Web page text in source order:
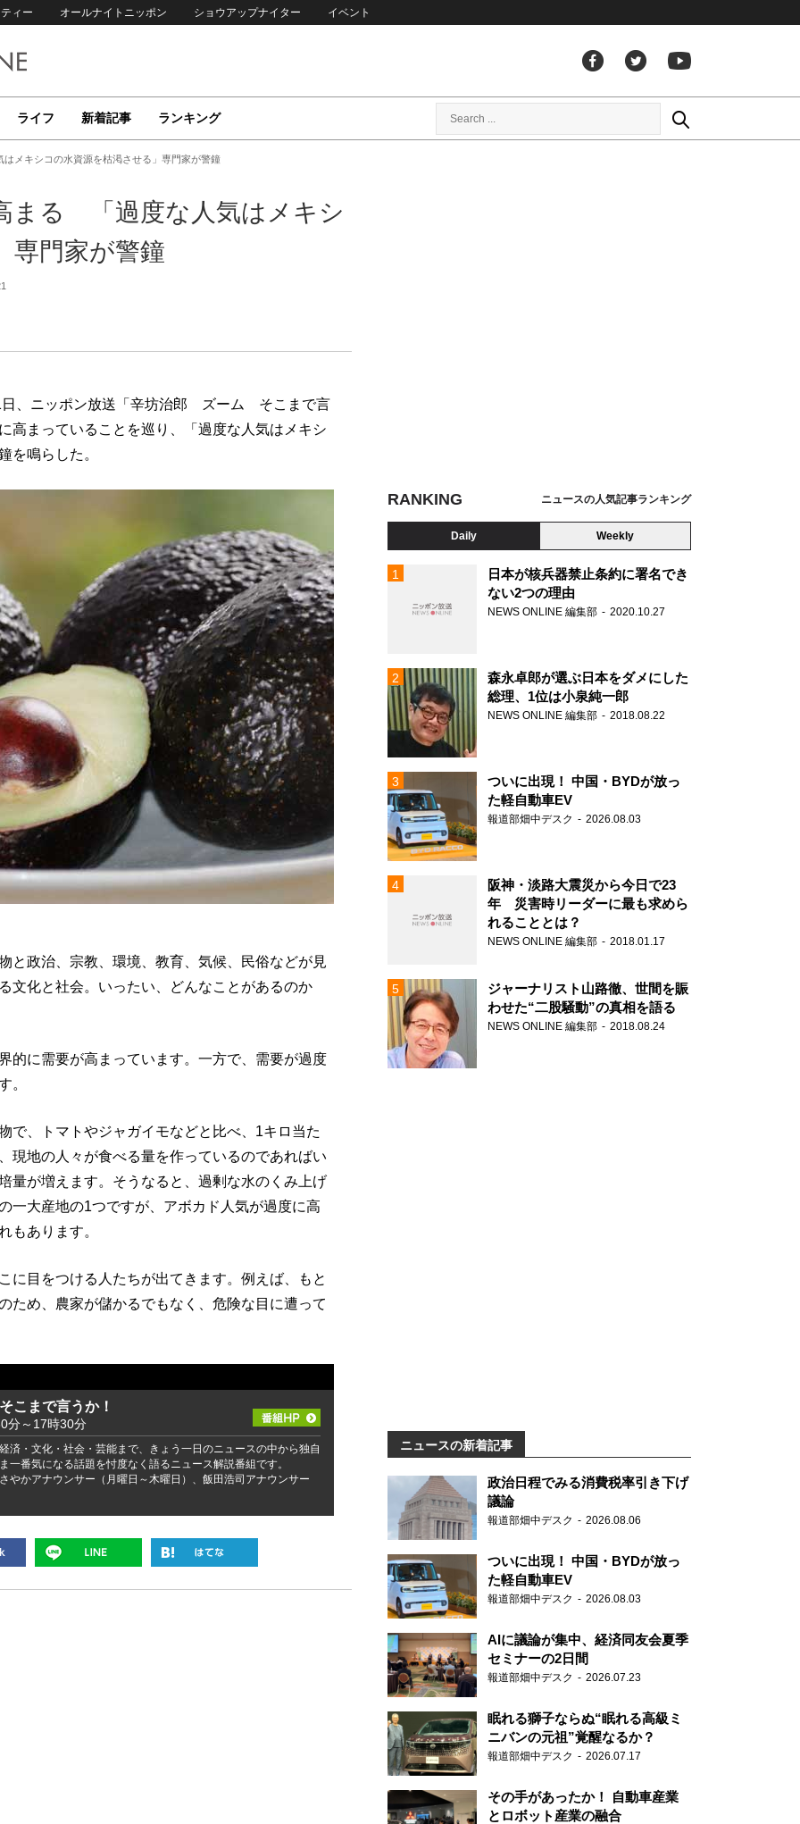
ィー オールナイトニッポン ショウアップナイター イベント
ライフ 新着記事 ランキング
メキシコの水資源を枯渇させる」専門家が警鐘
まる 「過度な人気はメキシ
専門家が警鐘
日、ニッポン放送「辛坊治郎 ズーム そこまで言
高まっていることを巡り、「過度な人気はメキシ
を鳴らした。
と政治、宗教、環境、教育、気候、民俗などが見
文化と社会。いったい、どんなことがあるのか
的に需要が高まっています。一方で、需要が過度
。
で、トマトやジャガイモなどと比べ、1キロ当た
現地の人々が食べる量を作っているのであればい
量が増えます。そうなると、過剰な水のくみ上げ
一大産地の1つですが、アボカド人気が過度に高
もあります。
に目をつける人たちが出てきます。例えば、もと
ため、農家が儲かるでもなく、危険な目に遭って
こまで言うか！
分～17時30分
済・文化・社会・芸能まで、きょう一日のニュースの中から独自
一番気になる話題を忖度なく語るニュース解説番組です。
やかアナウンサー（月曜日～木曜日）、飯田浩司アナウンサー
RANKING ニュースの人気記事ランキング
Daily Weekly
日本が核兵器禁止条約に署名でき
ない2つの理由
NEWS ONLINE 編集部 2020.10.27
森永卓郎が選ぶ日本をダメにした
総理、1位は小泉純一郎
NEWS ONLINE 編集部 2018.08.22
ついに出現！ 中国・BYDが放っ
た軽自動車EV
報道部畑中デスク 2026.08.03
阪神・淡路大震災から今日で23
年 災害時リーダーに最も求めら
れることとは？
NEWS ONLINE 編集部 2018.01.17
ジャーナリスト山路徹、世間を賑
わせた“二股騒動”の真相を語る
NEWS ONLINE 編集部 2018.08.24
ニュースの新着記事
政治日程でみる消費税率引き下げ
議論
報道部畑中デスク 2026.08.06
ついに出現！ 中国・BYDが放っ
た軽自動車EV
報道部畑中デスク 2026.08.03
AIに議論が集中、経済同友会夏季
セミナーの2日間
報道部畑中デスク 2026.07.23
眠れる獅子ならぬ“眠れる高級ミ
ニバンの元祖”覚醒なるか？
報道部畑中デスク 2026.07.17
その手があったか！ 自動車産業
とロボット産業の融合